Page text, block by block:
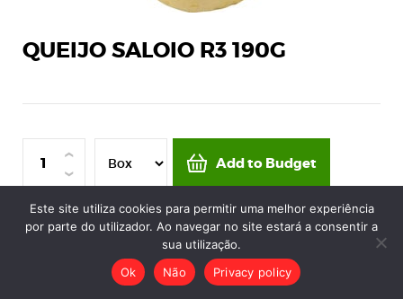
QUEIJO SALOIO R3 190G
Add to Budget
Minimum quantity of one box by reference.
Este site utiliza cookies para permitir uma melhor experiência
por parte do utilizador. Ao navegar no site estará a consentir a
sua utilização.
Ok
Não Privacy policy